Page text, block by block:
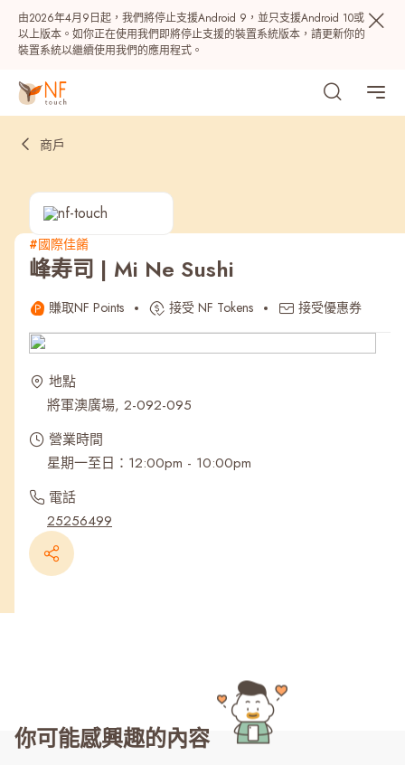
由2026年4月9日起，我們將停止支援Android 9，並只支援Android 10或
以上版本。如你正在使用我們即將停止支援的裝置系統版本，請更新你的
裝置系統以繼續使用我們的應用程式。
熱門
最近搜尋紀錄
商戶
#國際佳餚
峰寿司 | Mi Ne Sushi
賺取NF Points 接受 NF Tokens 接受優惠券
地點
將軍澳廣場, 2-092-095
營業時間
星期一至日：12:00pm - 10:00pm
電話
25256499
你可能感興趣的內容